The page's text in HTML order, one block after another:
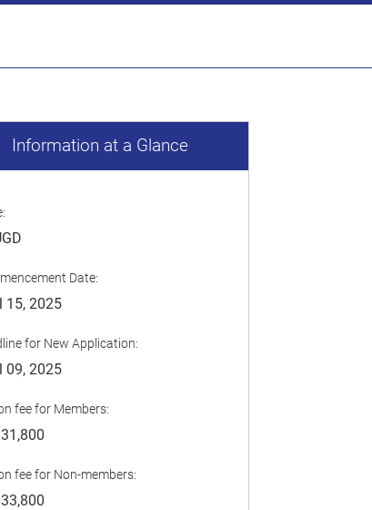
Information at a Glance
Date:
15, 2025
for New Application:
09, 2025
fee for Members:
fee for Non-members: